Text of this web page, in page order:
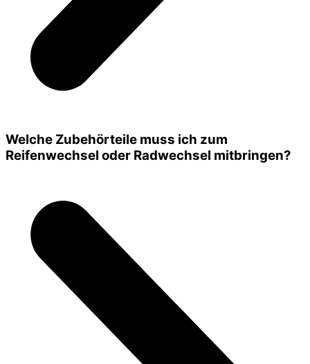
Welche Zubehörteile muss ich zum
Reifenwechsel oder Radwechsel mitbringen?